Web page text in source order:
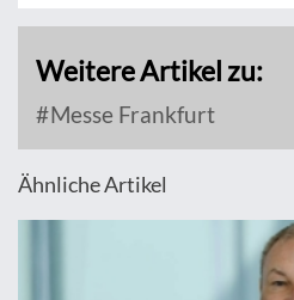
Weitere Artikel zu:
Messe Frankfurt
Ähnliche Artikel